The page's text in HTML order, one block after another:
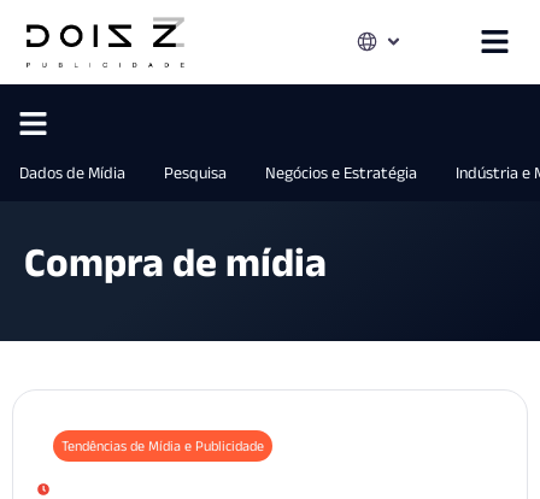
Dados de Mídia Pesquisa Negócios e Estratégia Indústria e
Compra de mídia
Tendências de Mídia e Publicidade